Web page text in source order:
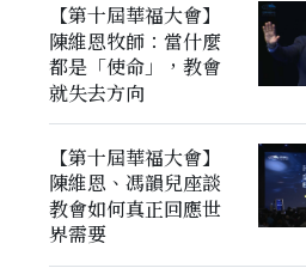
【第十屆華福大會】
陳維恩牧師：當什麼
都是「使命」，教會
就失去方向
【第十屆華福大會】
陳維恩、馮韻兒座談
教會如何真正回應世
界需要